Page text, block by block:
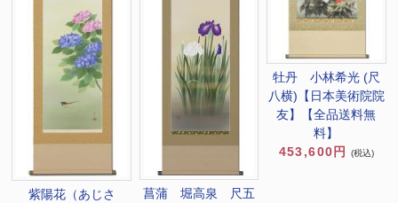
紫陽花（あじさ
菖蒲 堀高泉 尺五
牡丹 小林希光 (尺
八横)【日本美術院院
友】【全品送料無
料】
453,600円
(税込)